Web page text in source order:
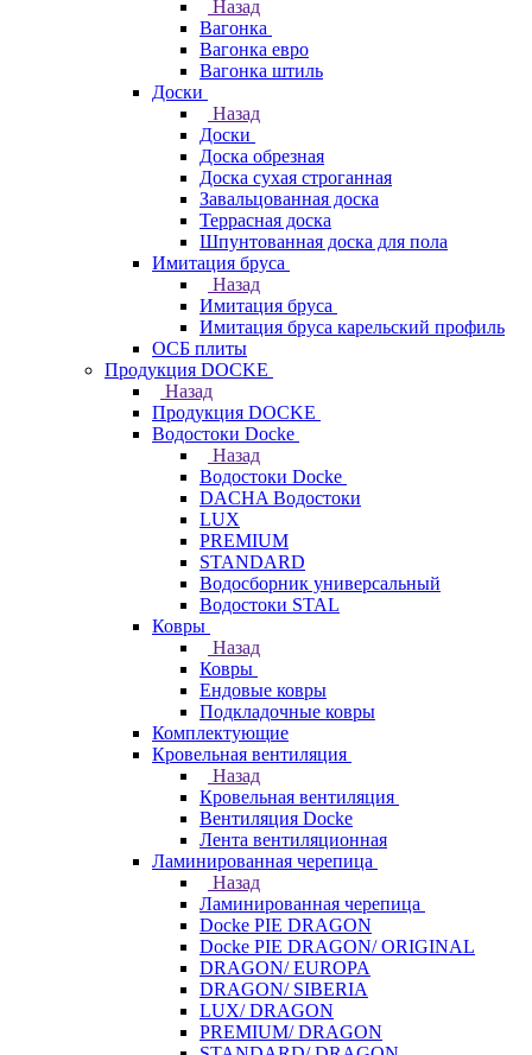
Назад
Вагонка
Вагонка евро
Вагонка штиль
Доски
Назад
Доски
Доска обрезная
Доска сухая строганная
Завальцованная доска
Террасная доска
Шпунтованная доска для пола
Имитация бруса
Назад
Имитация бруса
Имитация бруса карельский профиль
ОСБ плиты
Продукция DOCKE
Назад
Продукция DOCKE
Водостоки Docke
Назад
Водостоки Docke
DACHA Водостоки
LUX
PREMIUM
STANDARD
Водосборник универсальный
Водостоки STAL
Ковры
Назад
Ковры
Ендовые ковры
Подкладочные ковры
Комплектующие
Кровельная вентиляция
Назад
Кровельная вентиляция
Вентиляция Docke
Лента вентиляционная
Ламинированная черепица
Назад
Ламинированная черепица
Docke PIE DRAGON
Docke PIE DRAGON/ ORIGINAL
DRAGON/ EUROPA
DRAGON/ SIBERIA
LUX/ DRAGON
PREMIUM/ DRAGON